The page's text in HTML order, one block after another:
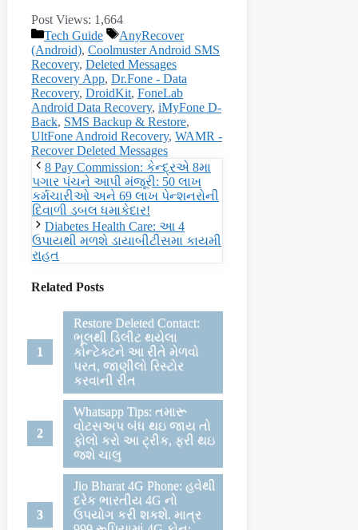
Post Views: 1,664
Categories
Tech Guide Tags
AnyRecover
(Android), Coolmuster Android SMS
Recovery, Deleted Messages
Recovery App, Dr.Fone - Data
Recovery, DroidKit, FoneLab
Android Data Recovery, iMyFone D-
Back, SMS Backup & Restore,
UltFone Android Recovery, WAMR -
Recover Deleted Messages
8 Pay Commission: કેન્દ્રએ 8મા
પગાર પંચને આપી મંજૂરી: 50 લાખ
કર્મચારીઓ અને 69 લાખ પેન્શનરોની
દિવાળી ડબલ ધમાકેદાર!
Diabetes Health Care: આ 4
ઉપાયથી મળશે ડાયાબીટીસમા કાયમી
રાહત
Related Posts
Restore Deleted Contact:
ભૂલથી ડિલીટ થયેલા
કોન્ટેક્ટને આ રીતે મેળવો
પરત, જાણીલો રિસ્ટોર
કરવાની રીત
Whatsapp Tips: તમારૂ
વોટસઅપ બંધ થઇ જાય તો
ફોલો કરો આ ટ્રીક, ફરી થઇ
જશે ચાલુ
Jio Bharat 4G Phone: હવેથી
દરેક ભારતીય 4G નો
ઉપયોગ કરી શકશે. માત્ર